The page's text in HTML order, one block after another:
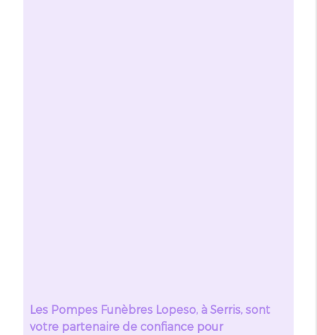
Les Pompes Funèbres Lopeso, à Serris, sont
votre partenaire de confiance pour